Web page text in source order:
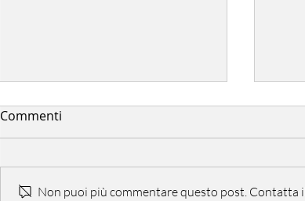
Commenti
Non puoi più commentare questo post.